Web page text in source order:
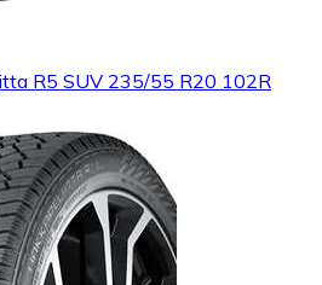
R5 SUV 235/55 R20 102R